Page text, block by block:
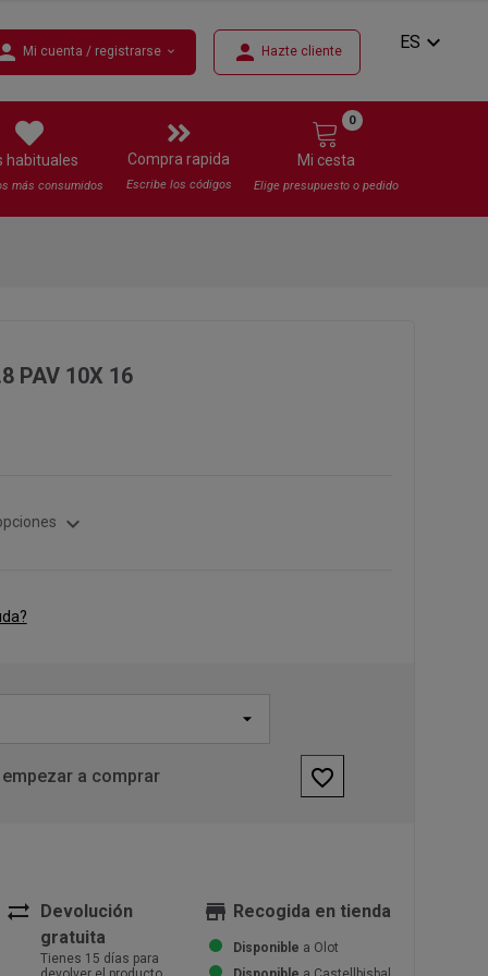
Mi cuenta / registrarse expand_more person Hazte cliente ES expand_more
habituales
más consumidos
Compra rapida
Escribe los códigos
Mi cesta
0
Elige presupuesto o pedido
PAV 10X 16
expand_more
a comprar favorite_border
sync_alt
Devolución
gratuita
Tienes 15 días para
store Recogida en tienda
Disponible a Olot